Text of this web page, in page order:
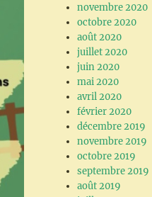
novembre 2020
octobre 2020
août 2020
juillet 2020
juin 2020
mai 2020
avril 2020
février 2020
décembre 2019
novembre 2019
octobre 2019
septembre 2019
août 2019